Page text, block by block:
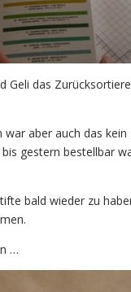
Geli das
aber auch das
gestern bestellbar
bald wieder zu
…